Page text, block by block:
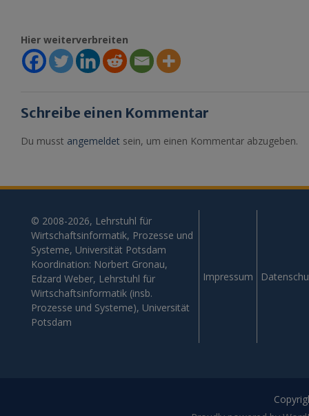
Hier weiterverbreiten
Schreibe einen Kommentar
Du musst angemeldet sein, um einen Kommentar abzugeben.
© 2008-2026, Lehrstuhl für
Wirtschaftsinformatik, Prozesse und
Systeme, Universität Potsdam
Koordination: Norbert Gronau,
Edzard Weber, Lehrstuhl für
Wirtschaftsinformatik (insb.
Prozesse und Systeme), Universität
Potsdam
Impressum